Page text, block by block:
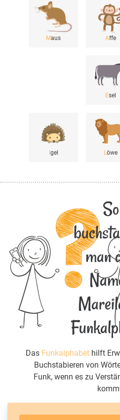
Maus Affe
Esel
gel Löwe
So
man
Das Funkalphabet hilft
Buchstabieren von
Funk, wenn es zu